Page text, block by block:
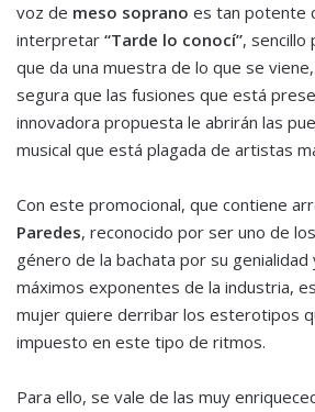
voz de meso soprano es tan potente
interpretar “Tarde lo conocí”, sencillo
que da una muestra de lo que se
segura que las fusiones que está
innovadora propuesta le abrirán las
musical que está plagada de artistas
Con este promocional, que contiene
Paredes, reconocido por ser uno de
género de la bachata por su
máximos exponentes de la industria,
mujer quiere derribar los esterotipos
impuesto en este tipo de ritmos.
Para ello, se vale de las muy